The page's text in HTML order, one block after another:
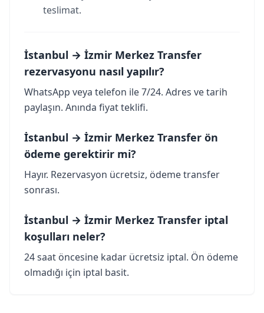
teslimat.
İstanbul → İzmir Merkez Transfer
rezervasyonu nasıl yapılır?
WhatsApp veya telefon ile 7/24. Adres ve tarih
paylaşın. Anında fiyat teklifi.
İstanbul → İzmir Merkez Transfer ön
ödeme gerektirir mi?
Hayır. Rezervasyon ücretsiz, ödeme transfer
sonrası.
İstanbul → İzmir Merkez Transfer iptal
koşulları neler?
24 saat öncesine kadar ücretsiz iptal. Ön ödeme
olmadığı için iptal basit.